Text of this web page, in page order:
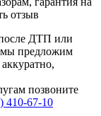
отзыв
после ДТП или
мы предложим
позвоните
410-67-10